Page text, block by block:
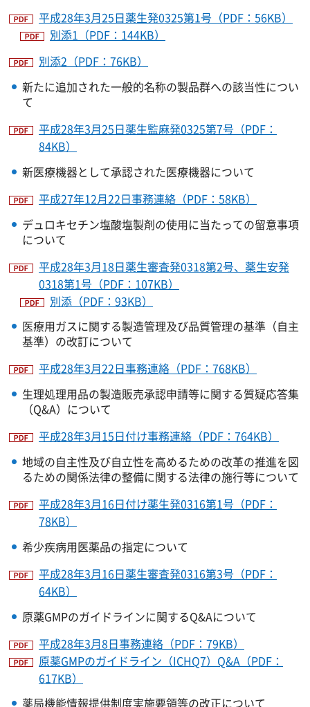
平成28年3月25日薬生発0325第1号（PDF：56KB）
別添1（PDF：144KB）
別添2（PDF：76KB）
新たに追加された一般的名称の製品群への該当性につい
て
平成28年3月25日薬生監麻発0325第7号（PDF：
84KB）
新医療機器として承認された医療機器について
平成27年12月22日事務連絡（PDF：58KB）
デュロキセチン塩酸塩製剤の使用に当たっての留意事項
について
平成28年3月18日薬生審査発0318第2号、薬生安発
0318第1号（PDF：107KB）
別添（PDF：93KB）
医療用ガスに関する製造管理及び品質管理の基準（自主
基準）の改訂について
平成28年3月22日事務連絡（PDF：768KB）
生理処理用品の製造販売承認申請等に関する質疑応答集
（Q&A）について
平成28年3月15日付け事務連絡（PDF：764KB）
地域の自主性及び自立性を高めるための改革の推進を図
るための関係法律の整備に関する法律の施行等について
平成28年3月16日付け薬生発0316第1号（PDF：
78KB）
希少疾病用医薬品の指定について
平成28年3月16日薬生審査発0316第3号（PDF：
64KB）
原薬GMPのガイドラインに関するQ&Aについて
平成28年3月8日事務連絡（PDF：79KB）
原薬GMPのガイドライン（ICHQ7）Q&A（PDF：
617KB）
薬局機能情報提供制度実施要領等の改正について